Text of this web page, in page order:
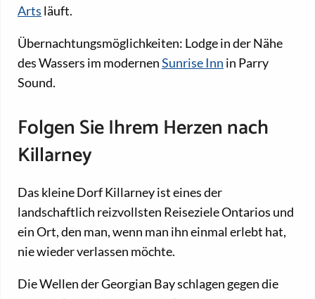
Arts läuft.
Übernachtungsmöglichkeiten: Lodge in der Nähe
des Wassers im modernenSunrise Inn in Parry
Sound.
Folgen Sie Ihrem Herzen nach
Killarney
Das kleine Dorf Killarney ist eines der
landschaftlich reizvollsten Reiseziele Ontarios und
ein Ort, den man, wenn man ihn einmal erlebt hat,
nie wieder verlassen möchte.
Die Wellen der Georgian Bay schlagen gegen die